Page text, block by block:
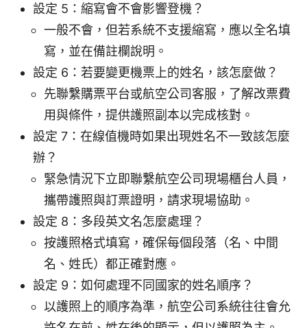
設定 5：縮寫會不會影響登機？
一般不會，但若系統不支援縮寫，應以全名填
寫，並在備註欄說明。
設定 6：若要變更機票上的姓名，該怎麼做？
先聯繫購票平台或航空公司客服，了解改票費
用與條件，提供護照副本以完成核對。
設定 7：在線值機時如果出現姓名不一致該怎麼
辦？
緊急情況下立即聯繫航空公司現場櫃台人員，
攜帶護照與訂票證明，請求現場協助。
設定 8：多段英文名怎麼處理？
按護照格式填寫，確保每個段落（名、中間
名、姓氏）都正確對應。
設定 9：如何處理不同國家的姓名順序？
以護照上的順序為準，航空公司系統往往會允